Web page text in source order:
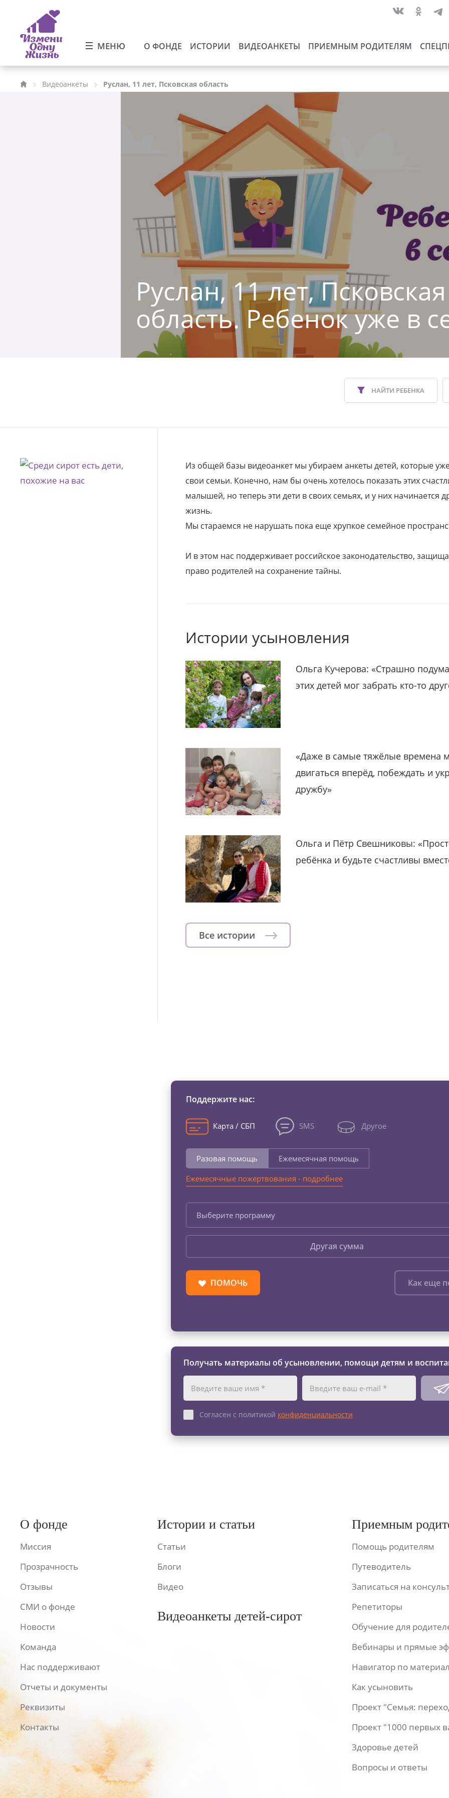
МЕНЮ О ФОНДЕ ИСТОРИИ ВИДЕОАНКЕТЫ ПРИЕМНЫМ РОДИТЕЛЯМ
Видеоанкеты Руслан, 11 лет, Псковская область
Руслан, 11 лет, Псковская
область. Ребенок уже в
НАЙТИ РЕБЕНКА
Из общей базы видеоанкет мы убираем анкеты детей, которые
свои семьи. Конечно, нам бы очень хотелось показать этих
малышей, но теперь эти дети в своих семьях, и у них начинается
жизнь.
Мы стараемся не нарушать пока еще хрупкое семейное
И в этом нас поддерживает российское законодательство,
право родителей на сохранение тайны.
Истории усыновления
Ольга Кучерова: «Страшно
этих детей мог забрать кто-то
«Даже в самые тяжёлые времена
двигаться вперёд, побеждать и
дружбу»
Ольга и Пётр Свешниковы:
ребёнка и будьте счастливы
Все истории
Поддержите нас:
Карта / СБП SMS Другое
Разовая помощь
Ежемесячная помощь
Ежемесячные пожертвования - подробнее
Выберите программу
Другая сумма
ПОМОЧЬ Как еще
Получать материалы об усыновлении, помощи детям и
Согласен с политикой конфиденциальности
О фонде
Миссия
Прозрачность
Отзывы
СМИ о фонде
Новости
Команда
Нас поддерживают
Отчеты и документы
Реквизиты
Контакты
Истории и статьи
Статьи
Блоги
Видео
Видеоанкеты детей-сирот
Приемным
Помощь родителям
Путеводитель
Записаться на
Репетиторы
Обучение для
Вебинары и прямые
Навигатор по
Как усыновить
Проект "Семья:
Проект "1000 первых
Здоровье детей
Вопросы и ответы